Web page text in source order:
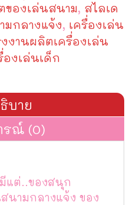
ของเล่นสนาม, สไลเด
มกลางแจ้ง, เครื่องเล่น
งงานผลิตเครื่องเล่น
งเล่นเด็ก
บาย
รณ์ (0)
แต่..ของสนุก
นามกลางแจ้ง ของ